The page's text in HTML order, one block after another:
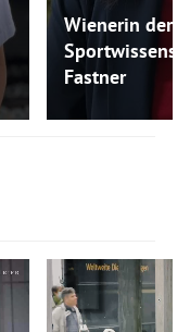
Wienerin der
Fastner